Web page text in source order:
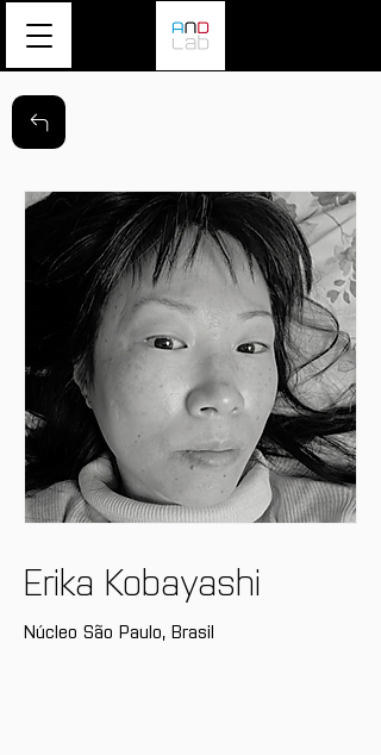
Erika Kobayashi
Núcleo São Paulo, Brasil